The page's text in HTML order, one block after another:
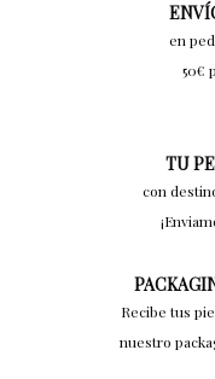
en
50€
TU
con
Recibe tus
nuestro